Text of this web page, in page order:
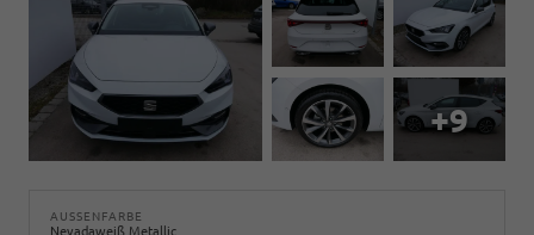
+9
AUSSENFARBE
Nevadaweiß Metallic